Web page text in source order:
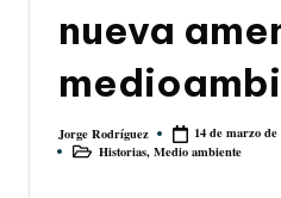
nueva
Publicado
por
Jorge Rodríguez
14 de marzo de
PublicadoHistorias,Medio ambiente